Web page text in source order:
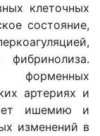
клеточных
состояние,
фибринолиза.
форменных
артериях и
ишемию и
изменений в